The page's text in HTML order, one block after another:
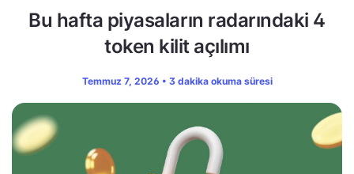
Bu hafta piyasaların radarındaki 4
token kilit açılımı
Temmuz 7, 2026 • 3 dakika okuma süresi